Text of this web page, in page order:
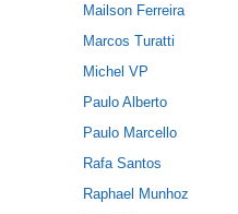
Mailson Ferreira
Marcos Turatti
Michel VP
Paulo Alberto
Paulo Marcello
Rafa Santos
Raphael Munhoz